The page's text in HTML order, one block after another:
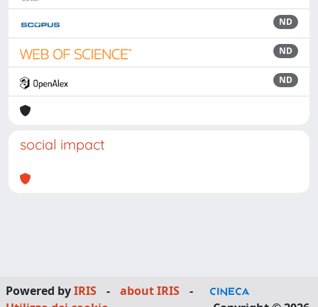
ND
ND
ND
social impact
Powered byIRIS - about IRIS
-